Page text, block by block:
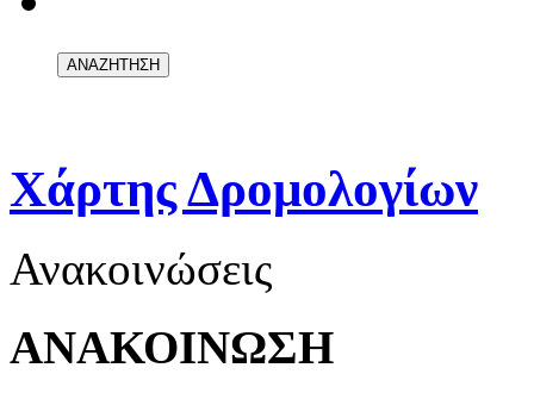
Χάρτης Δρομολογίων
Ανακοινώσεις
ΑΝΑΚΟΙΝΩΣΗ